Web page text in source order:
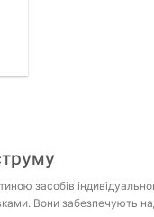
засобів
Вони забезпечують